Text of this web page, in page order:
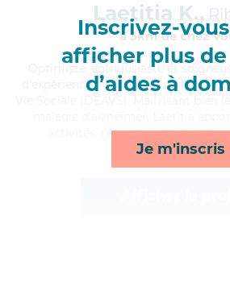
Inscrivez-
afficher plus
d’aides à
Je m'inscris
Laetitia K.,
à 5km de chez
, enthousiaste et
d'expérience et possède un diplôme
activités, repas, toilette/